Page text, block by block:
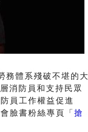
務體系殘破不堪的大
消防員和支持民眾
員工作權益促進
臉書粉絲專頁「 搶